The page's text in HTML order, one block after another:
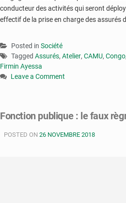
conducteur des activités qui seront
effectif de la prise en charge des assurés
Posted in Société
Tagged Assurés, Atelier, CAMU, Congo
Firmin Ayessa
Leave a Comment
:
d’une
Fonction publique : le faux
POSTED ON 26 NOVEMBRE 2018